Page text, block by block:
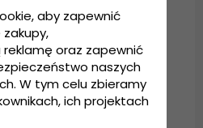
uniwersalny
aby zapewnić
oraz zapewnić
naszych
W tym celu zbieramy
ich projektach